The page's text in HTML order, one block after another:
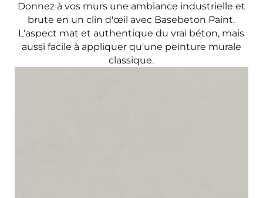
Donnez à vos murs une ambiance industrielle et
brute en un clin d'œil avec Basebeton Paint.
L'aspect mat et authentique du vrai béton, mais
aussi facile à appliquer qu'une peinture murale
classique.